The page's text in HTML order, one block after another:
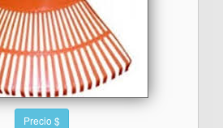
Precio $